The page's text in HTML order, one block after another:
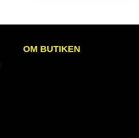
OM BUTIKEN